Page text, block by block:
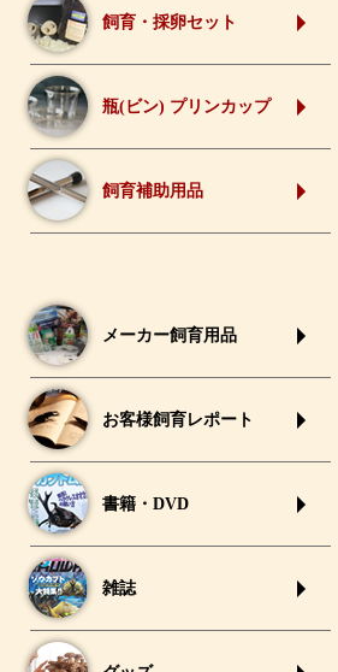
飼育・採卵セット
瓶(ビン) プリンカップ
飼育補助用品
メーカー飼育用品
お客様飼育レポート
書籍・DVD
雑誌